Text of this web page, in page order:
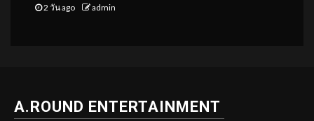
2 วัน ago admin
A.ROUND ENTERTAINMENT